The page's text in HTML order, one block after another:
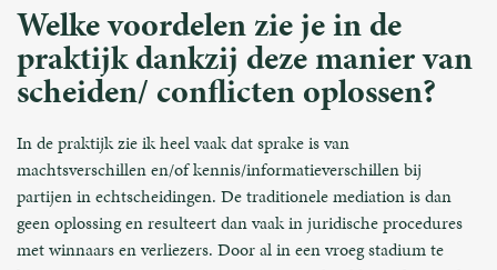
Welke voordelen zie je in de
praktijk dankzij deze manier van
scheiden/ conflicten oplossen?
In de praktijk zie ik heel vaak dat sprake is van
machtsverschillen en/of kennis/informatieverschillen bij
partijen in echtscheidingen. De traditionele mediation is dan
geen oplossing en resulteert dan vaak in juridische procedures
met winnaars en verliezers. Door al in een vroeg stadium te